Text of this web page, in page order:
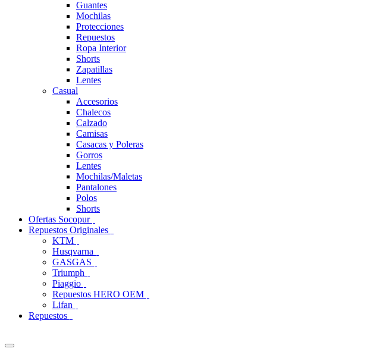
Guantes
Mochilas
Protecciones
Repuestos
Ropa Interior
Shorts
Zapatillas
Lentes
Casual
Accesorios
Chalecos
Calzado
Camisas
Casacas y Poleras
Gorros
Lentes
Mochilas/Maletas
Pantalones
Polos
Shorts
Ofertas Socopur
Repuestos Originales
KTM
Husqvarna
GASGAS
Triumph
Piaggio
Repuestos HERO OEM
Lifan
Repuestos